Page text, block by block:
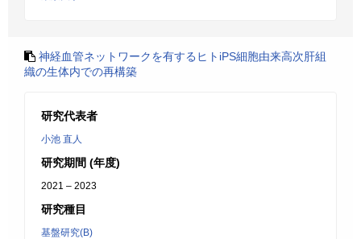
神経血管ネットワークを有するヒトiPS細胞由来高次肝組
織の生体内での再構築
研究代表者
小池 直人
研究期間 (年度)
2021 – 2023
研究種目
基盤研究(B)